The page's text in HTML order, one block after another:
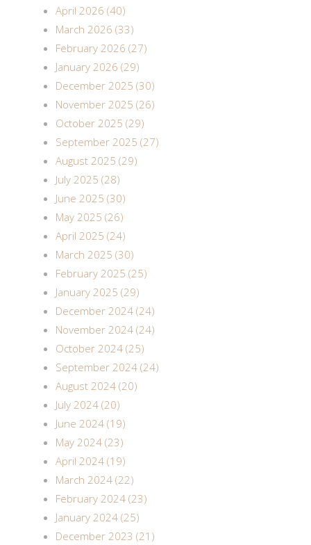
April 2026 (40)
March 2026 (33)
February 2026 (27)
January 2026 (29)
December 2025 (30)
November 2025 (26)
October 2025 (29)
September 2025 (27)
August 2025 (29)
July 2025 (28)
June 2025 (30)
May 2025 (26)
April 2025 (24)
March 2025 (30)
February 2025 (25)
January 2025 (29)
December 2024 (24)
November 2024 (24)
October 2024 (25)
September 2024 (24)
August 2024 (20)
July 2024 (20)
June 2024 (19)
May 2024 (23)
April 2024 (19)
March 2024 (22)
February 2024 (23)
January 2024 (25)
December 2023 (21)